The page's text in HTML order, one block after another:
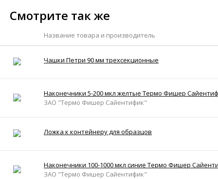
Смотрите так же
Название товара и производитель
Чашки Петри 90 мм трехсекционные
Наконечники 5-200 мкл желтые Термо Фишер
ЗАО "Термо Фишер Сайентифик"
Ложка к контейнеру для образцов
Наконечники 100-1000 мкл синие Термо Фишер
ЗАО "Термо Фишер Сайентифик"